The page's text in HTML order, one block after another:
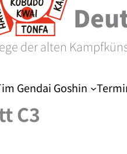
der alten
Gendai Goshin
C3